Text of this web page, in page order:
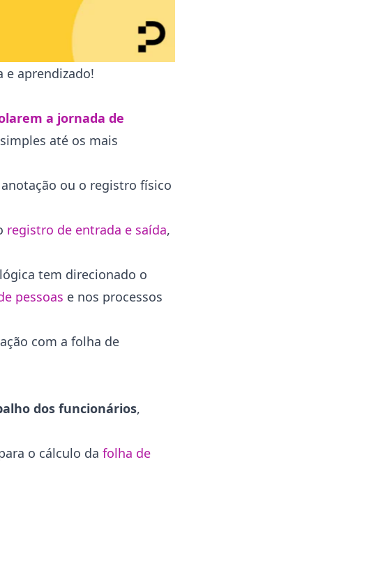
e aprendizado!
a jornada de
até os mais
ou o registro físico
registro de entrada e saída,
tem direcionado o
pessoas e nos processos
com a folha de
dos funcionários,
o cálculo da folha de